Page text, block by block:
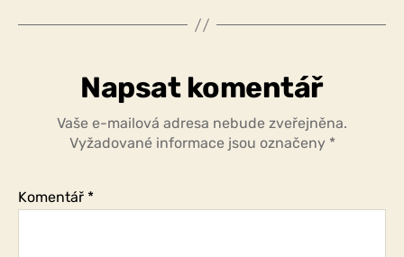
Napsat komentář
Vaše e-mailová adresa nebude zveřejněna.
Vyžadované informace jsou označeny *
Komentář *